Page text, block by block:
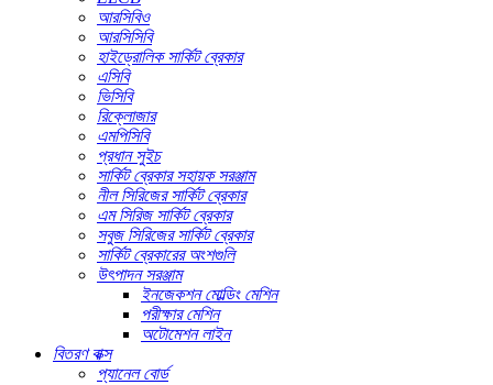
আরসিবিও
আরসিসিবি
হাইড্রোলিক সার্কিট ব্রেকার
এসিবি
ভিসিবি
রিক্লোজার
এমপিসিবি
প্রধান সুইচ
সার্কিট ব্রেকার সহায়ক সরঞ্জাম
নীল সিরিজের সার্কিট ব্রেকার
এম সিরিজ সার্কিট ব্রেকার
সবুজ সিরিজের সার্কিট ব্রেকার
সার্কিট ব্রেকারের অংশগুলি
উৎপাদন সরঞ্জাম
ইনজেকশন মোল্ডিং মেশিন
পরীক্ষার মেশিন
অটোমেশন লাইন
বিতরণ বাক্স
প্যানেল বোর্ড